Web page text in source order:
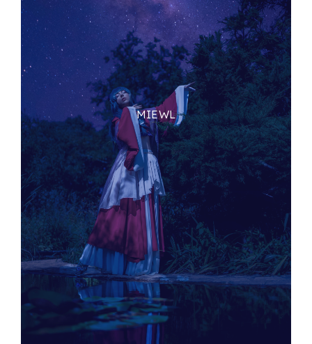
MIEWL